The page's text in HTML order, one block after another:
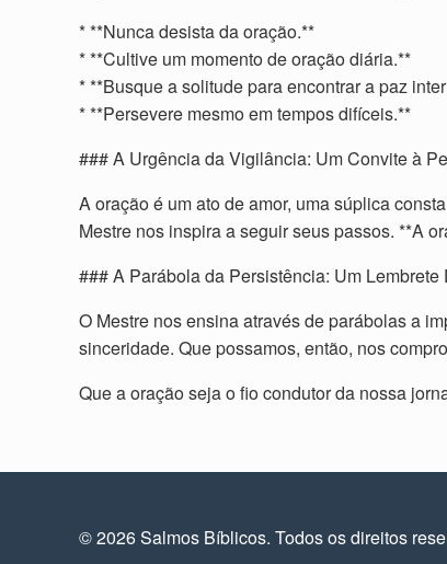
* **Nunca desista da oração.**
* **Cultive um momento de oração diária.**
* **Busque a solitude para encontrar a paz
* **Persevere mesmo em tempos difíceis.**
### A Urgência da Vigilância: Um Convite à
A oração é um ato de amor, uma súplica
Mestre nos inspira a seguir seus passos. **A
### A Parábola da Persistência: Um Lembrete
O Mestre nos ensina através de parábolas a
sinceridade. Que possamos, então, nos
Que a oração seja o fio condutor da nossa
© 2026 Salmos Bíblicos. Todos os direitos